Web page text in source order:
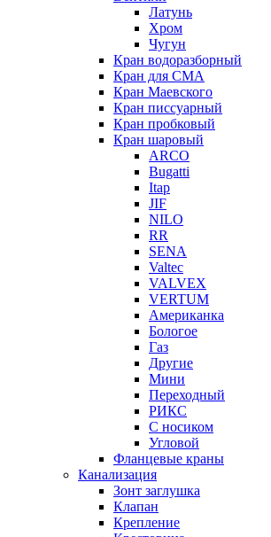
Латунь
Хром
Чугун
Кран водоразборный
Кран для СМА
Кран Маевского
Кран писсуарный
Кран пробковый
Кран шаровый
ARCO
Bugatti
Itap
JIF
NILO
RR
SENA
Valtec
VALVEX
VERTUM
Американка
Бологое
Газ
Другие
Мини
Переходный
РИКС
С носиком
Угловой
Фланцевые краны
Канализация
Зонт заглушка
Клапан
Крепление